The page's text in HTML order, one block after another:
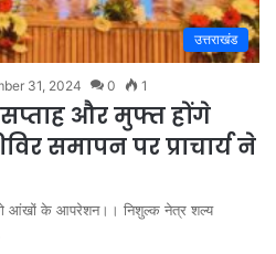
उत्तराखंड
31, 2024 0 1
और मुफ्त होंगे
समापन पर प्राचार्य ने
आंखों के आपरेशन।। निशुल्क नेत्र शल्य